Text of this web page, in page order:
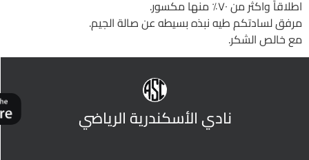
اطلاقاً واكثر من ٧٠٪؜ منها مكسور.
مرفق لسادتكم طيه نبذه بسيطه عن صالة الجيم.
مع خالص الشكر.
نادي الأسكندرية الرياضي